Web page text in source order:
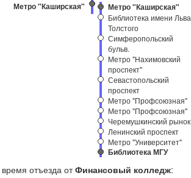
Метро "Каширская" Метро "Каширская"
Библиотека имени Льва
Толстого
Симферопольский
бульв.
Метро "Нахимовский
проспект"
Севастопольский
проспект
Метро "Профсоюзная"
Метро "Профсоюзная"
Черемушкинский рынок
Ленинский проспект
Метро "Университет"
Библиотека МГУ
время отъезда отФинансовый колледж: